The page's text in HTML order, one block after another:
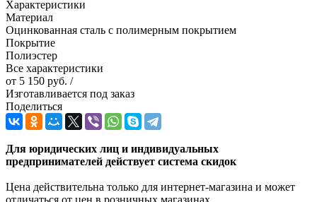
Характеристики
Материал
Оцинкованная сталь с полимерным покрытием
Покрытие
Полиэстер
Все характеристики
от 5 150 руб. /
Изготавливается под заказ
Поделиться
Для юридических лиц и индивидуальных
предпринимателей действует система скидок
Цена действительна только для интернет-магазина и может
отличаться от цен в розничных магазинах